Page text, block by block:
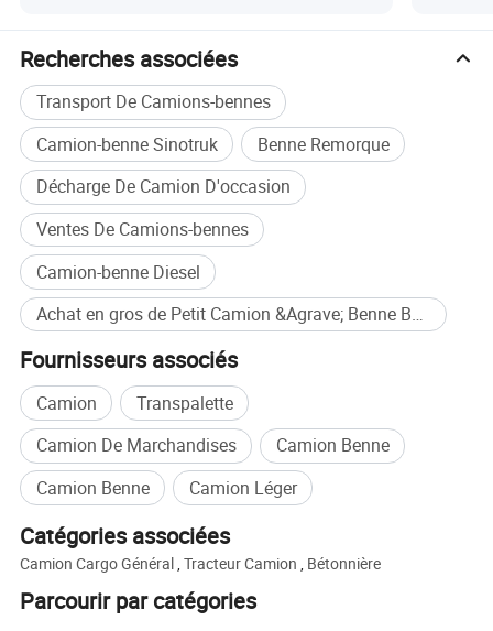
vendre
Recherches associées
Transport De Camions-bennes
Camion-benne Sinotruk
Benne Remorque
Décharge De Camion D'occasion
Ventes De Camions-bennes
Camion-benne Diesel
Achat en gros de Petit Camion &Agrave; Benne Basculante
Fournisseurs associés
Camion
Transpalette
Camion De Marchandises
Camion Benne
Camion Benne
Camion Léger
Catégories associées
Camion Cargo Général,Tracteur Camion , Bétonnière
Parcourir par catégories